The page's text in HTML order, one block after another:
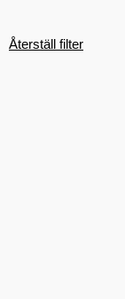
Återställ filter